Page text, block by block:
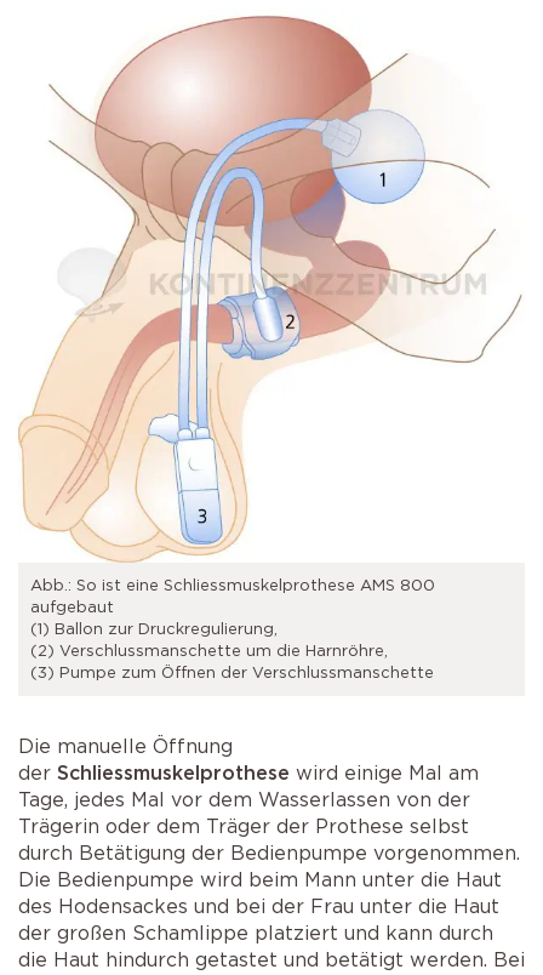
Abb.: So ist eine Schliessmuskelprothese AMS 800
aufgebaut
(1) Ballon zur Druckregulierung,
(2) Verschlussmanschette um die Harnröhre,
(3) Pumpe zum Öffnen der Verschlussmanschette
Die manuelle Öffnung
der Schliessmuskelprothese wird einige Mal am
Tage, jedes Mal vor dem Wasserlassen von der
Trägerin oder dem Träger der Prothese selbst
durch Betätigung der Bedienpumpe vorgenommen.
Die Bedienpumpe wird beim Mann unter die Haut
des Hodensackes und bei der Frau unter die Haut
der großen Schamlippe platziert und kann durch
die Haut hindurch getastet und betätigt werden. Bei